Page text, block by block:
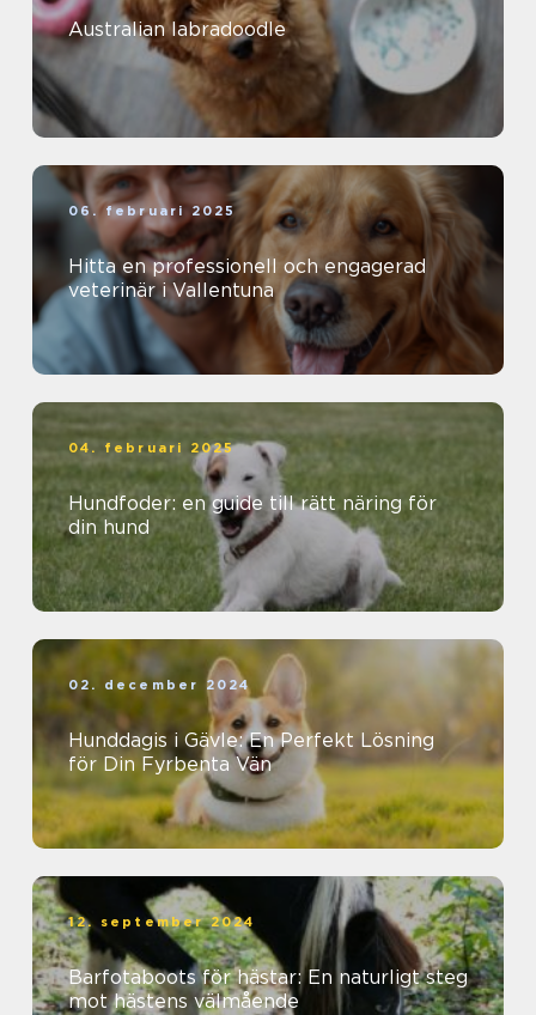
Australian labradoodle
06. februari 2025
Hitta en professionell och engagerad
veterinär i Vallentuna
04. februari 2025
Hundfoder: en guide till rätt näring för
din hund
02. december 2024
Hunddagis i Gävle: En Perfekt Lösning
för Din Fyrbenta Vän
12. september 2024
Barfotaboots för hästar: En naturligt steg
mot hästens välmående